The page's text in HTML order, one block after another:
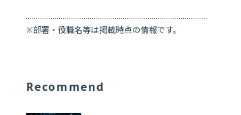
※部署・役職名等は掲載時点の情報です。
Recommend